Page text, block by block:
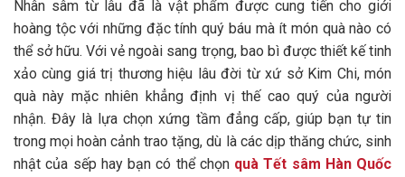
Nhân sâm từ lâu đã là vật phẩm được cung tiến cho giới
hoàng tộc với những đặc tính quý báu mà ít món quà nào có
thể sở hữu. Với vẻ ngoài sang trọng, bao bì được thiết kế tinh
xảo cùng giá trị thương hiệu lâu đời từ xứ sở Kim Chi, món
quà này mặc nhiên khẳng định vị thế cao quý của người
nhận. Đây là lựa chọn xứng tầm đẳng cấp, giúp bạn tự tin
trong mọi hoàn cảnh trao tặng, dù là các dịp thăng chức, sinh
nhật của sếp hay bạn có thể chọn quà Tết sâm Hàn Quốc